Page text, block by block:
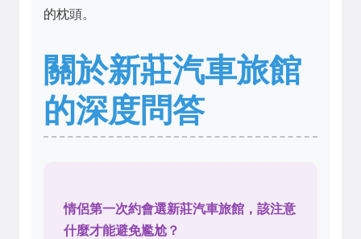
的枕頭。
關於新莊汽車旅館
的深度問答
情侶第一次約會選新莊汽車旅館，該注意
什麼才能避免尷尬？